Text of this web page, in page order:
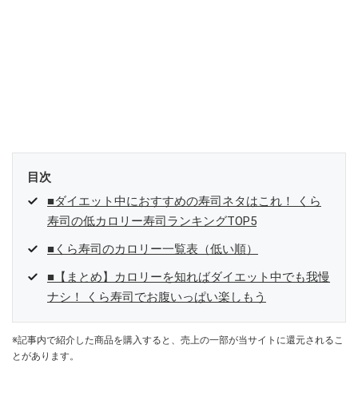
目次
■ダイエット中におすすめの寿司ネタはこれ！ くら
寿司の低カロリー寿司ランキングTOP5
■くら寿司のカロリー一覧表（低い順）
■【まとめ】カロリーを知ればダイエット中でも我慢
ナシ！ くら寿司でお腹いっぱい楽しもう
※記事内で紹介した商品を購入すると、売上の一部が当サイトに還元されるこ
とがあります。